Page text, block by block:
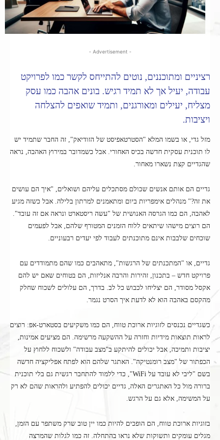
- Advertisement -
רציניים ומתוכננים, נוטים להתייחס לקשר כמו לפרויקט
עבודה, יעיל אך לא תמיד רגיש. בונים אהבה כמו עסק
מצליח, יעילים ומאורגנים, ותמיד שואפים להצלחה
ויציבות.
מזל גדי, או בשמו המלא "הסטרטאפיסט של הזודיאק", זה החבר שתמיד יש
לו תוכנית עסקית חדשה בכיס האחורי. אבל כשמדובר במירוץ האהבה, נראה
שהגדיים קצת נשארו מאחור.
גדיים הם אותם אנשים שכולם מסתכלים עליהם ושואלים, "איך הם עושים
את זה?" מנהלים אימפריות ביום ומתאמנים למרתון בלילה. אבל כשזה מגיע
לאהבה, הם כמו הגרסה האנושית של "עשה ריסטארט ונראה אם זה עובד".
הם רוצים מישהו שיתאים ללוח הזמנים המטורף שלהם, אבל לפעמים
שוכחים שלבבות אינם מתוכנתים לעבוד לפי יעדים רבעוניים.
גדיים, או "המתכנתים של הרגשות", מתאהבים כמו שהם מתמודדים עם
פרויקט חדש – בתכנון, זהירות והרבה אנליזות, הם בטוחים שאם יש להם
אקסל מסודר, הם יצליחו לכבוש כל לב. בדרך, הם עלולים לשכוח שחלק
מהקסם באהבה הוא לא לדעת איך הסרט נגמר.
כשגדיים נכנסים לזוגיות ארוכת טווח, הם כמו משקיעים בסטארט-אפ: רוצים
לראות תוצאות מידיות וחזרה על ההשקעה מרשימה. הם מציעים אמינות,
יציבות ותמיכה, אבל יכולים להיתקע ב"מצב עבודה" ולשכוח ללחוץ על
הכפתור של "מצב רומנטיקה". האתגר שלהם הוא לפתח אפליקציה חדשה
בשם "ליבי לא עובד על WiFi", כדי ללמוד להתחבר רגשית גם בלי תוכנית
ברורה מול כל האתגרים האלה, גדיים יכולים להפתיע ולהראות שהם לא רק
על המשימה, אלא גם על הרגש.
בזוגיות ארוכת טווח, הם הופכים להיות כמו יין טוב שרק משתפר עם הזמן,
מגלים עומקים ותשוקות שלא נראו בהתחלה. זה כמו לגלות שהמרצה